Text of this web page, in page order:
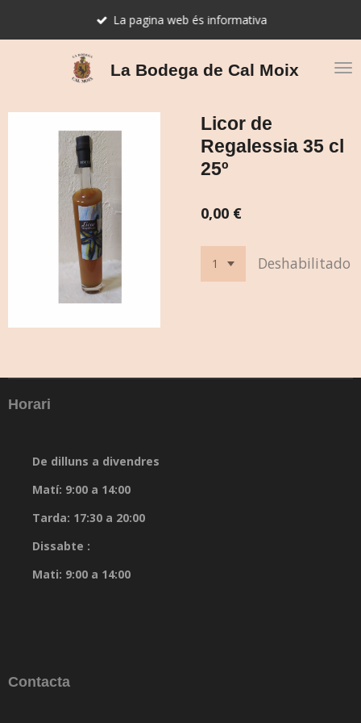
La Bodega de Cal Moix
La pagina web és informativa
Licor de
Regalessia 35 cl
25º
0,00 €
Deshabilitado
Horari
De dilluns a divendres
Matí: 9:00 a 14:00
Tarda: 17:30 a 20:00
Dissabte :
Mati: 9:00 a 14:00
Contacta